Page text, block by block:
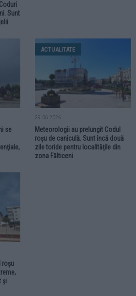
Sunt
se
ACTUALITATE
29.06.2026
Meteorologii au prelungit Codul
roșu de caniculă. Sunt încă două
zile toride pentru localitățile din
zona Fălticeni
roșu
și